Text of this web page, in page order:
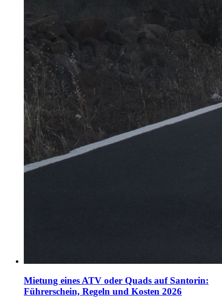
Mietung eines ATV oder Quads auf Santorin:
Führerschein, Regeln und Kosten 2026